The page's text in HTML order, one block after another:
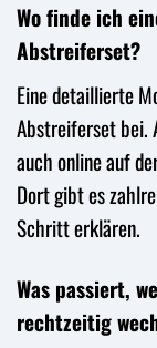
Wo finde ich
Abstreiferset?
Eine detaillierte
Abstreiferset bei.
auch online auf
Dort gibt es
Schritt erklären.
Was passiert,
rechtzeitig